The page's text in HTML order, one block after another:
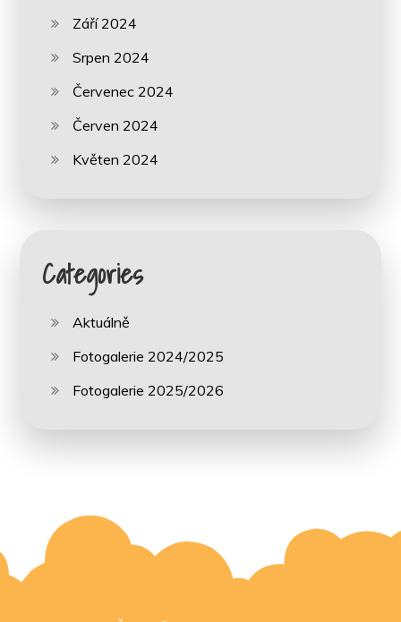
Září 2024
Srpen 2024
Červenec 2024
Červen 2024
Květen 2024
Categories
Aktuálně
Fotogalerie 2024/2025
Fotogalerie 2025/2026